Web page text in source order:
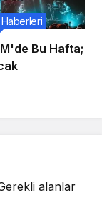
Bu Hafta;
alanlar